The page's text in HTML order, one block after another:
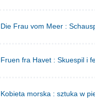
Die Frau vom Meer :
Fruen fra Havet : Skuespil i
Kobieta morska : sztuka w